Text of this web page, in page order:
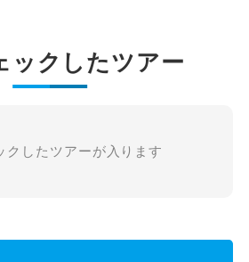
ックしたツアー
クしたツアーが入ります